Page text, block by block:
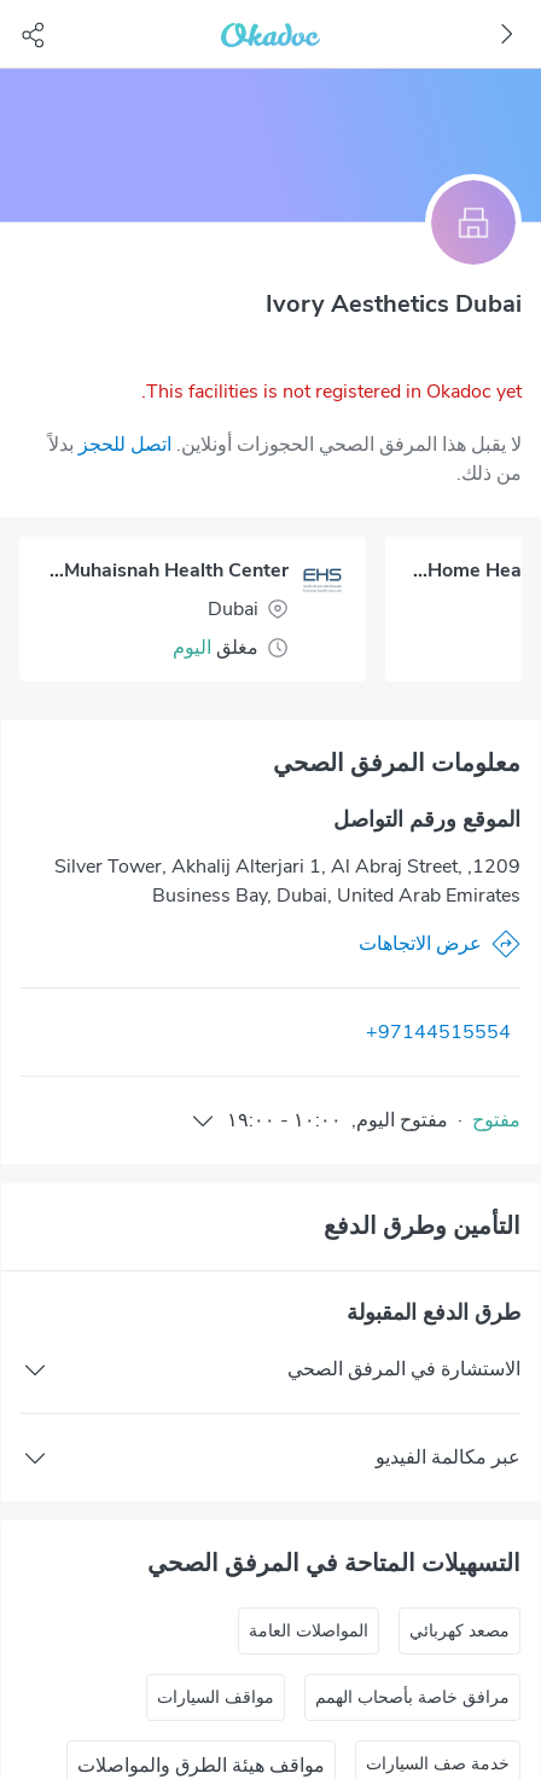
Ivory Aesthetics Dubai
This facilities is not registered in Okadoc yet.
لا يقبل هذا المرفق الصحي الحجوزات أونلاين. اتصل للحجز بدلاً
من ذلك.
Al Muhaisnah Health Center
Dubai
مغلق اليوم
Okadoc Home Healthcare - Dubai
معلومات المرفق الصحي
الموقع ورقم التواصل
1209, Silver Tower, Akhalij Alterjari 1, Al Abraj Street,
Business Bay, Dubai, United Arab Emirates
عرض الاتجاهات
+97144515554
مفتوح · مفتوح اليوم, ١٠:٠٠ - ١٩:٠٠
التأمين وطرق الدفع
طرق الدفع المقبولة
الاستشارة في المرفق الصحي
عبر مكالمة الفيديو
التسهيلات المتاحة في المرفق الصحي
ﻣﺼﻌﺪ ﻛﻬﺮﺑﺎﺋﻲ المواصلات العامة
مرافق خاصة بأصحاب الهمم مواقف السيارات
خدمة صف السيارات مواقف هيئة الطرق والمواصلات